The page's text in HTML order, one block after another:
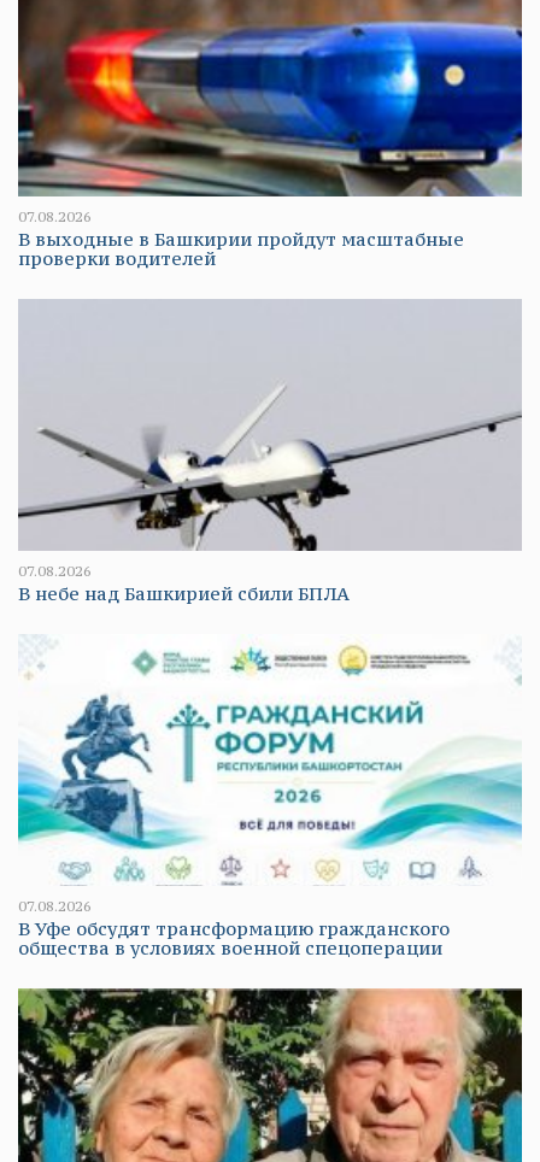
07.08.2026
В выходные в Башкирии пройдут масштабные
проверки водителей
07.08.2026
В небе над Башкирией сбили БПЛА
07.08.2026
В Уфе обсудят трансформацию гражданского
общества в условиях военной спецоперации